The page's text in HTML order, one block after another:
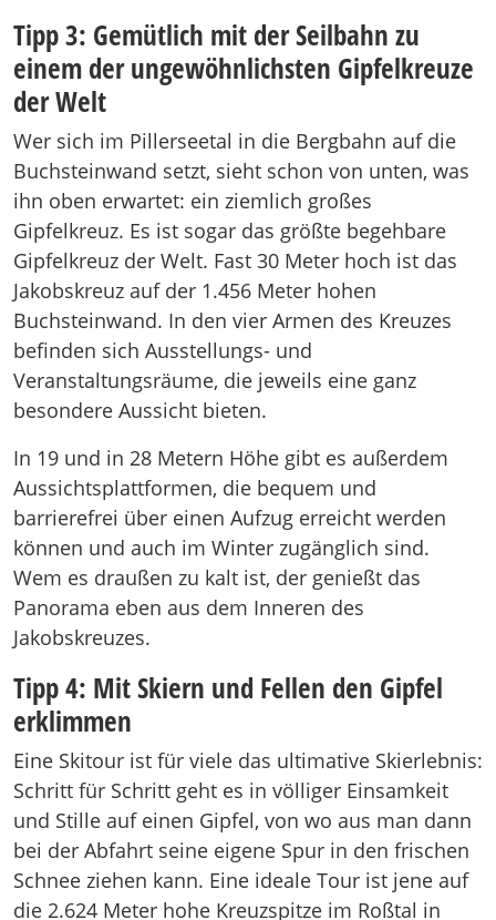
Tipp 3: Gemütlich mit der Seilbahn zu
einem der ungewöhnlichsten Gipfelkreuze
der Welt
Wer sich im Pillerseetal in die Bergbahn auf die
Buchsteinwand setzt, sieht schon von unten, was
ihn oben erwartet: ein ziemlich großes
Gipfelkreuz. Es ist sogar das größte begehbare
Gipfelkreuz der Welt. Fast 30 Meter hoch ist das
Jakobskreuz auf der 1.456 Meter hohen
Buchsteinwand. In den vier Armen des Kreuzes
befinden sich Ausstellungs- und
Veranstaltungsräume, die jeweils eine ganz
besondere Aussicht bieten.
In 19 und in 28 Metern Höhe gibt es außerdem
Aussichtsplattformen, die bequem und
barrierefrei über einen Aufzug erreicht werden
können und auch im Winter zugänglich sind.
Wem es draußen zu kalt ist, der genießt das
Panorama eben aus dem Inneren des
Jakobskreuzes.
Tipp 4: Mit Skiern und Fellen den Gipfel
erklimmen
Eine Skitour ist für viele das ultimative Skierlebnis:
Schritt für Schritt geht es in völliger Einsamkeit
und Stille auf einen Gipfel, von wo aus man dann
bei der Abfahrt seine eigene Spur in den frischen
Schnee ziehen kann. Eine ideale Tour ist jene auf
die 2.624 Meter hohe Kreuzspitze im Roßtal in